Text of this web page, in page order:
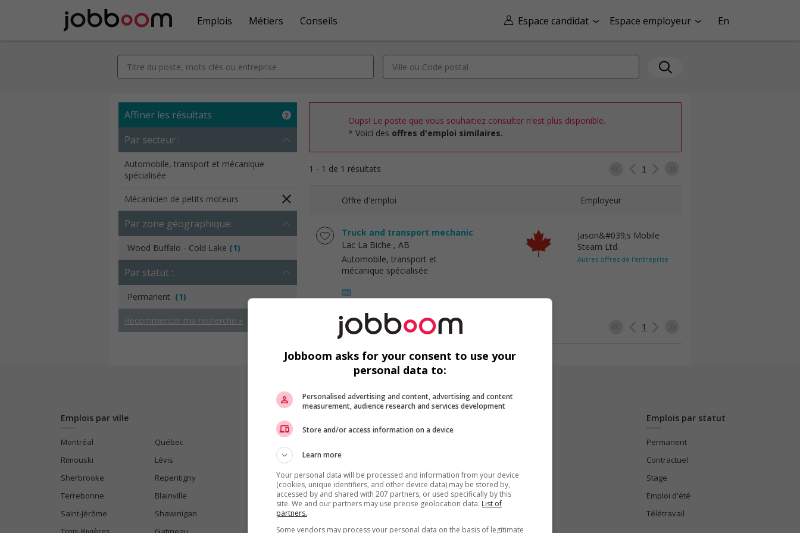
Espace candidat Espace employeur En
Emplois Métiers Conseils
Affiner les résultats
Par secteur :
Automobile, transport et mécanique
spécialisée
Mécanicien de petits moteurs
Par zone géographique:
Wood Buffalo - Cold Lake (1)
Par statut :
Permanent (1)
Recommencer ma recherche »
Oups! Le poste que vous souhaitiez consulter n'est plus disponible.
Voici des offres d'emploi similaires.
1 - 1 de 1 résultats 1
Offre d'emploi Employeur
Truck and transport mechanic
Lac La Biche , AB
Automobile, transport et
mécanique spécialisée
Jason&#039;s Mobile
Steam Ltd.
Autres offres de l'entreprise
1 - 1 de 1 résultats 1
Emplois par ville
Montréal
Québec
Rimouski
Lévis
Sherbrooke
Repentigny
Terrebonne
Blainville
Saint-Jérôme
Shawinigan
Cadres supérieurs
diverses
Comptabilité / Assurance
Construction / Manutention
Droit
Ingénierie / Sciences
Marketing / Communication
Ressources humaines
Emplois par statut
Permanent
Contractuel
Stage
Emploi d'été
Télétravail
Jobboom asks for your consent to use your
personal data to:
Personalised advertising and content, advertising and content
measurement, audience research and services development
Store and/or access information on a device
Learn more
Your personal data will be processed and information from your device
(cookies, unique identifiers, and other device data) may be stored by,
accessed by and shared with 207 partners, or used specifically by this
site. We and our partners may use precise geolocation data. List of
partners.
Some vendors may process your personal data on the basis of legitimate